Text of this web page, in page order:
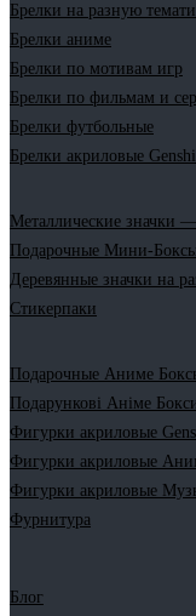
Брелки на разную
Брелки аниме
Брелки по мотивам игр
Брелки по фильмам и
Брелки футбольные
Брелки акриловые
Металлические значки
Подарочные Мини-
Деревянные значки на
Стикерпаки
Подарочные Аниме
Подарункові Аніме
Фигурки акриловые
Фигурки акриловые
Фигурки акриловые
Фурнитура
Блог